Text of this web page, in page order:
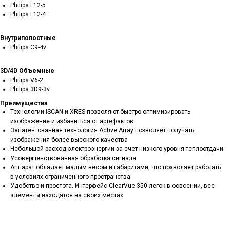
Philips L12-5
Philips L12-4
Внутриполостные
Philips C9-4v
3D/4D Объемные
Philips V6-2
Philips 3D9-3v
Преимущества
Технологии iSCAN и XRES позволяют быстро оптимизировать
изображение и избавиться от артефактов
Запатентованная технология Active Array позволяет получать
изображения более высокого качества
Небольшой расход электроэнергии за счет низкого уровня теплоотдачи
Усовершенствованная обработка сигнала
Аппарат обладает малым весом и габаритами, что позволяет работать
в условиях ограниченного пространства
Удобство и простота. Интерфейс ClearVue 350 легок в освоении, все
элементы находятся на своих местах